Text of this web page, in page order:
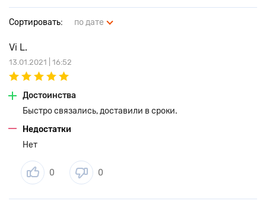
Сортировать: по дате
Vi L.
13.01.2021 | 16:52
Достоинства
Быстро связались, доставили в сроки.
Недостатки
Нет
0 0